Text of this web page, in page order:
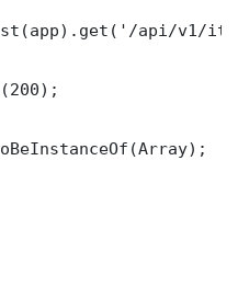
api/v1/